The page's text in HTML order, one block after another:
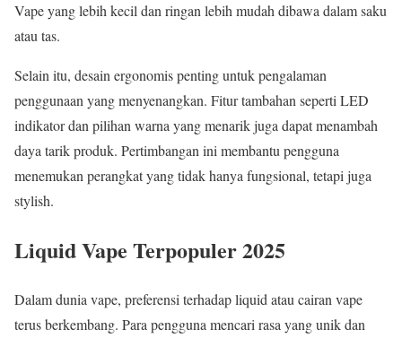
Vape yang lebih kecil dan ringan lebih mudah dibawa dalam saku
atau tas.
Selain itu, desain ergonomis penting untuk pengalaman
penggunaan yang menyenangkan. Fitur tambahan seperti LED
indikator dan pilihan warna yang menarik juga dapat menambah
daya tarik produk. Pertimbangan ini membantu pengguna
menemukan perangkat yang tidak hanya fungsional, tetapi juga
stylish.
Liquid Vape Terpopuler 2025
Dalam dunia vape, preferensi terhadap liquid atau cairan vape
terus berkembang. Para pengguna mencari rasa yang unik dan